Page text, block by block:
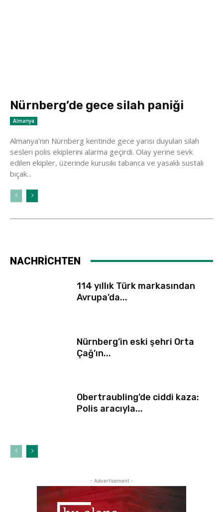
Nürnberg’de gece silah paniği
Almanya
Almanya'nın Nürnberg kentinde gece yarısı duyulan silah
sesleri polis ekiplerini alarma geçirdi. Olay yerine sevk
edilen ekipler, üzerinde kurusıkı tabanca ve yasaklı sustalı
bıçak...
NACHRİCHTEN
114 yıllık Türk markasından
Avrupa’da...
Nürnberg’in eski şehri Orta
Çağ’ın...
Obertraubling’de ciddi kaza:
Polis aracıyla...
- Advertisement -